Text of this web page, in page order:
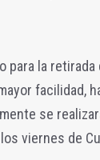
para la
facilidad,
se
viernes de